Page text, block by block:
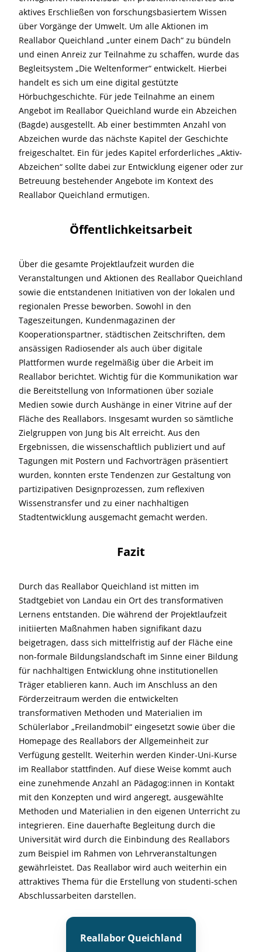
aktives Erschließen von forschungsbasiertem Wissen
über Vorgänge der Umwelt. Um alle Aktionen im
Reallabor Queichland „unter einem Dach“ zu bündeln
und einen Anreiz zur Teilnahme zu schaffen, wurde das
Begleitsystem „Die Weltenformer“ entwickelt. Hierbei
handelt es sich um eine digital gestützte
Hörbuchgeschichte. Für jede Teilnahme an einem
Angebot im Reallabor Queichland wurde ein Abzeichen
(Bagde) ausgestellt. Ab einer bestimmten Anzahl von
Abzeichen wurde das nächste Kapitel der Geschichte
freigeschaltet. Ein für jedes Kapitel erforderliches „Aktiv-
Abzeichen“ sollte dabei zur Entwicklung eigener oder zur
Betreuung bestehender Angebote im Kontext des
Reallabor Queichland ermutigen.
Öffentlichkeitsarbeit
Über die gesamte Projektlaufzeit wurden die
Veranstaltungen und Aktionen des Reallabor Queichland
sowie die entstandenen Initiativen von der lokalen und
regionalen Presse beworben. Sowohl in den
Tageszeitungen, Kundenmagazinen der
Kooperationspartner, städtischen Zeitschriften, dem
ansässigen Radiosender als auch über digitale
Plattformen wurde regelmäßig über die Arbeit im
Reallabor berichtet. Wichtig für die Kommunikation war
die Bereitstellung von Informationen über soziale
Medien sowie durch Aushänge in einer Vitrine auf der
Fläche des Reallabors. Insgesamt wurden so sämtliche
Zielgruppen von Jung bis Alt erreicht. Aus den
Ergebnissen, die wissenschaftlich publiziert und auf
Tagungen mit Postern und Fachvorträgen präsentiert
wurden, konnten erste Tendenzen zur Gestaltung von
partizipativen Designprozessen, zum reflexiven
Wissenstransfer und zu einer nachhaltigen
Stadtentwicklung ausgemacht gemacht werden.
Fazit
Durch das Reallabor Queichland ist mitten im
Stadtgebiet von Landau ein Ort des transformativen
Lernens entstanden. Die während der Projektlaufzeit
initiierten Maßnahmen haben signifikant dazu
beigetragen, dass sich mittelfristig auf der Fläche eine
non-formale Bildungslandschaft im Sinne einer Bildung
für nachhaltigen Entwicklung ohne institutionellen
Träger etablieren kann. Auch im Anschluss an den
Förderzeitraum werden die entwickelten
transformativen Methoden und Materialien im
Schülerlabor „Freilandmobil“ eingesetzt sowie über die
Homepage des Reallabors der Allgemeinheit zur
Verfügung gestellt. Weiterhin werden Kinder-Uni-Kurse
im Reallabor stattfinden. Auf diese Weise kommt auch
eine zunehmende Anzahl an Pädagog:innen in Kontakt
mit den Konzepten und wird angeregt, ausgewählte
Methoden und Materialien in den eigenen Unterricht zu
integrieren. Eine dauerhafte Begleitung durch die
Universität wird durch die Einbindung des Reallabors
zum Beispiel im Rahmen von Lehrveranstaltungen
gewährleistet. Das Reallabor wird auch weiterhin ein
attraktives Thema für die Erstellung von studenti-schen
Abschlussarbeiten darstellen.
Reallabor Queichland